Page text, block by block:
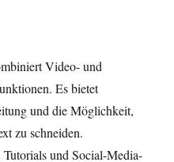
Video- und
Es bietet
und die Möglichkeit,
zu schneiden.
Tutorials und Social-Media-